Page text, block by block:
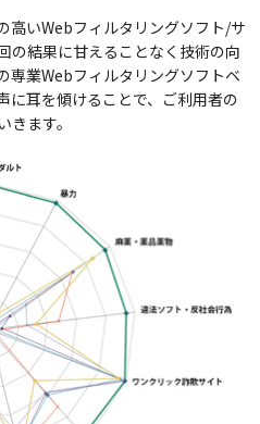
高いWebフィルタリングソフト/サ
の結果に甘えることなく技術の向
専業Webフィルタリングソフトベ
に耳を傾けることで、ご利用者の
ます。